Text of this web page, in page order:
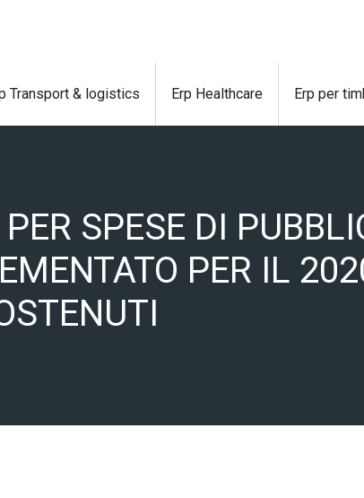
Transport & logistics Erp Healthcare Erp per
SPESE DI
PER IL